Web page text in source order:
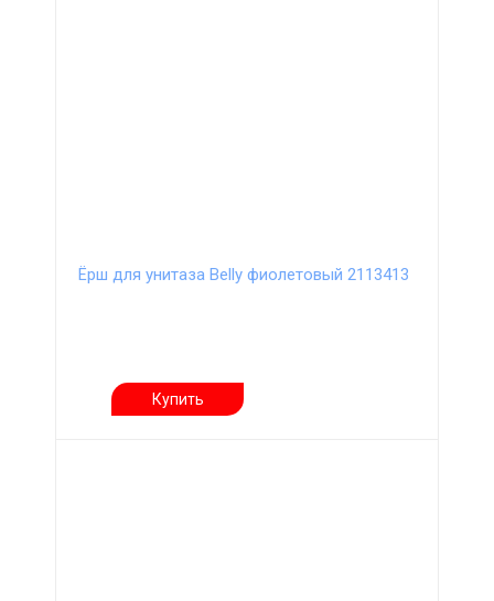
Ёрш для унитаза Belly фиолетовый 2113413
Купить